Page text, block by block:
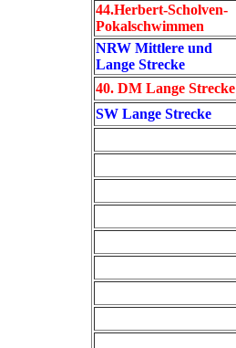
44.Herbert-Scholven-
Pokalschwimmen
NRW Mittlere und
Lange Strecke
40. DM Lange Strecke
SW Lange Strecke